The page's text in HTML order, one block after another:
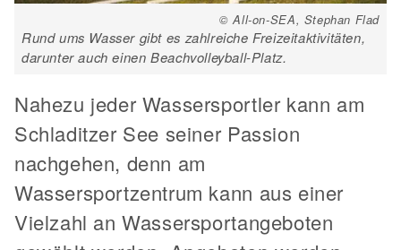
© All-on-SEA, Stephan Flad
Rund ums Wasser gibt es zahlreiche Freizeitaktivitäten,
darunter auch einen Beachvolleyball-Platz.
Nahezu jeder Wassersportler kann am
Schladitzer See seiner Passion
nachgehen, denn am
Wassersportzentrum kann aus einer
Vielzahl an Wassersportangeboten